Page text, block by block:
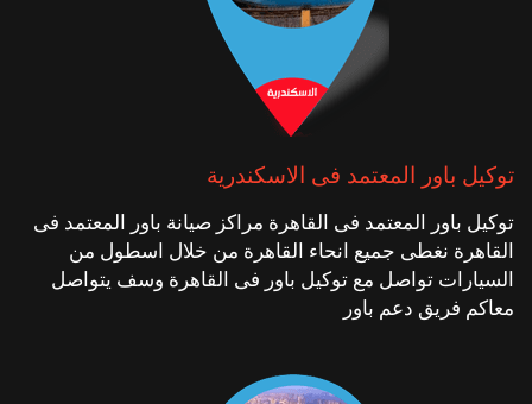
توكيل باور المعتمد فى الاسكندرية
توكيل باور المعتمد فى القاهرة مراكز صيانة باور المعتمد فى
القاهرة نغطى جميع انحاء القاهرة من خلال اسطول من
السيارات تواصل مع توكيل باور فى القاهرة وسف يتواصل
معاكم فريق دعم باور